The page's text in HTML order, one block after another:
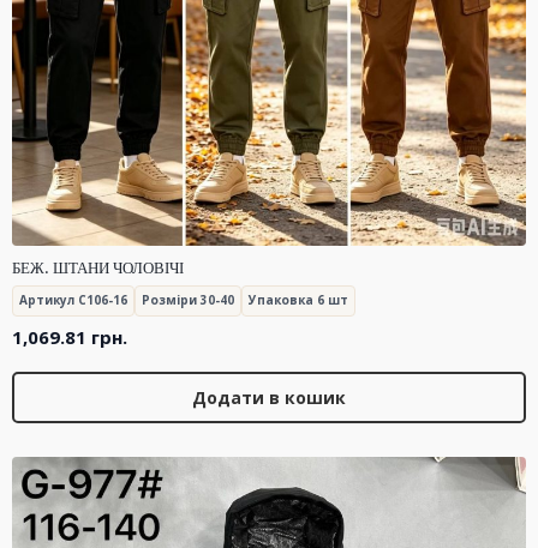
БЕЖ. ШТАНИ ЧОЛОВІЧІ
Артикул C106-16 Розміри 30-40 Упаковка 6 шт
1,069.81 грн.
Додати в кошик